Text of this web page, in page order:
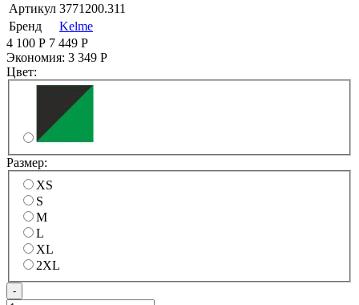
Артикул 3771200.311
Бренд
Kelme
4 100 Р 7 449 Р
Экономия: 3 349 Р
Цвет:
Размер:
XS
S
M
L
XL
2XL
-